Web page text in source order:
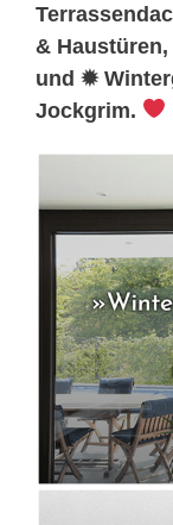
& Haustüren,
und ✹
Jockgrim.